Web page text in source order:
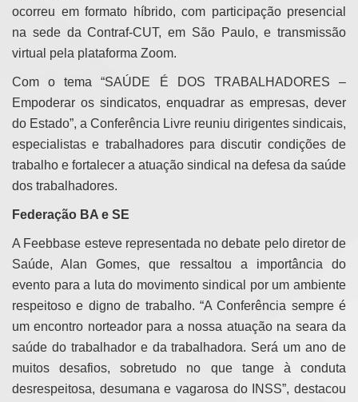
ocorreu em formato híbrido, com participação presencial
na sede da Contraf-CUT, em São Paulo, e transmissão
virtual pela plataforma Zoom.
Com o tema “SAÚDE É DOS TRABALHADORES –
Empoderar os sindicatos, enquadrar as empresas, dever
do Estado”, a Conferência Livre reuniu dirigentes sindicais,
especialistas e trabalhadores para discutir condições de
trabalho e fortalecer a atuação sindical na defesa da saúde
dos trabalhadores.
Federação BA e SE
A Feebbase esteve representada no debate pelo diretor de
Saúde, Alan Gomes, que ressaltou a importância do
evento para a luta do movimento sindical por um ambiente
respeitoso e digno de trabalho. “A Conferência sempre é
um encontro norteador para a nossa atuação na seara da
saúde do trabalhador e da trabalhadora. Será um ano de
muitos desafios, sobretudo no que tange à conduta
desrespeitosa, desumana e vagarosa do INSS”, destacou